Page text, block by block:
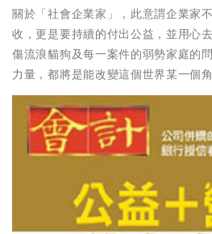
關於「社會企業家」，此意謂企業家
收，更是要持續的付出公益，並用心
傷流浪貓狗及每一案件的弱勢家庭的
力量，都將是能改變這個世界某一個